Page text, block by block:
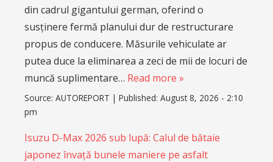
din cadrul gigantului german, oferind o
susținere fermă planului dur de restructurare
propus de conducere. Măsurile vehiculate ar
putea duce la eliminarea a zeci de mii de locuri de
muncă suplimentare… Read more »
Source: AUTOREPORT | Published: August 8, 2026 - 2:10
pm
Isuzu D-Max 2026 sub lupă: Calul de bătaie
japonez învață bunele maniere pe asfalt